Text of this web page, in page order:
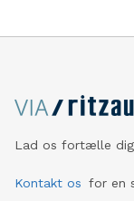
Lad os fortælle dig
Kontakt os for en